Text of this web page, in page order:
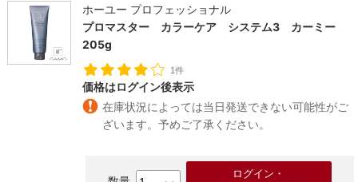
ホーユー プロフェッショナル
プロマスター カラーケア システム3 カーミー
205g
1件
価格はログイン後表示
在庫状況によっては当日発送できない可能性がご
ざいます。予めご了承ください。
ログイン・